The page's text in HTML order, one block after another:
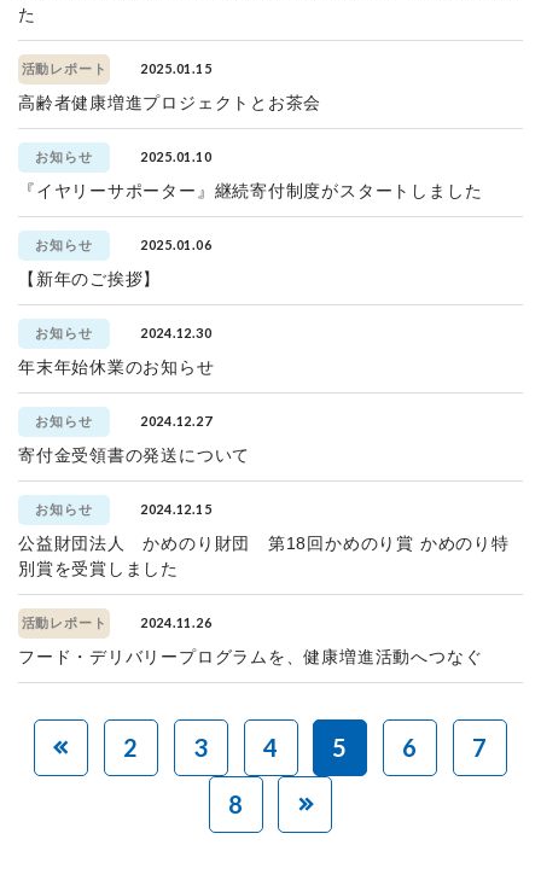
た
活動レポート 2025.01.15
高齢者健康増進プロジェクトとお茶会
お知らせ 2025.01.10
『イヤリーサポーター』継続寄付制度がスタートしました
お知らせ 2025.01.06
【新年のご挨拶】
お知らせ 2024.12.30
年末年始休業のお知らせ
お知らせ 2024.12.27
寄付金受領書の発送について
お知らせ 2024.12.15
公益財団法人 かめのり財団 第18回かめのり賞 かめのり特
別賞を受賞しました
活動レポート 2024.11.26
フード・デリバリープログラムを、健康増進活動へつなぐ
2 3 4 5 6
7
8